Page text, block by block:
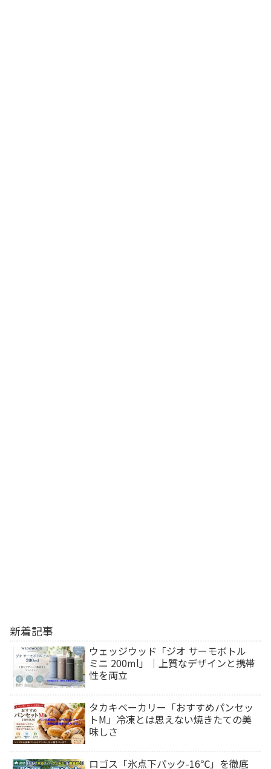
新着記事
ウェッジウッド「ジオ サーモボトル
ミニ 200ml」｜上質なデザインと携帯
性を両立
タカキベーカリー「おすすめパンセッ
トM」冷凍とは思えない焼きたての美
味しさ
ロゴス「氷点下パック-16℃」を徹底